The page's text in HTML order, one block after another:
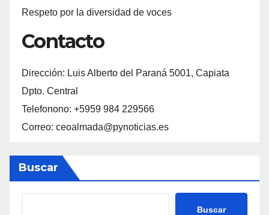
Respeto por la diversidad de voces
Contacto
Dirección: Luis Alberto del Paraná 5001, Capiata
Dpto. Central
Telefonono: +5959 984 229566
Correo: ceoalmada@pynoticias.es
Buscar
Buscar